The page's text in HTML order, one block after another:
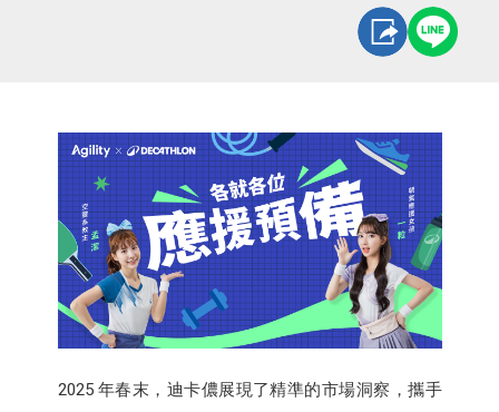
2025 年春末，迪卡儂展現了精準的市場洞察，攜手